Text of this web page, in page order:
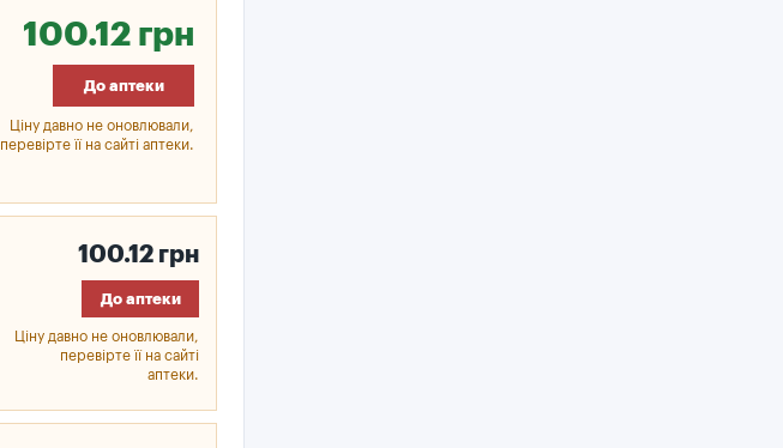
100.12 грн
До аптеки
Ціну давно не оновлювали,
перевірте її на сайті аптеки.
100.12 грн
До аптеки
Ціну давно не оновлювали,
перевірте її на сайті
аптеки.